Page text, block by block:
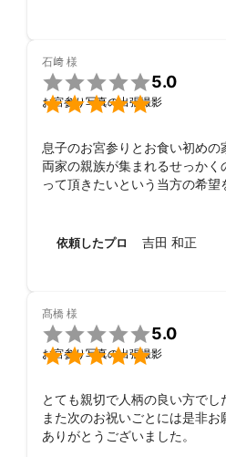
出来にはとても満足していま
石﨑 様


5.0
お宮参り写真の出張撮影
息子のお宮参りとお食い初めの
両家の親族が集まれるせっか
って頂きたいという当方の希
前のやり取りや撮影後のデー
機会がありましたら是非また
依頼したプロ 吉田 和正
髙橋 様


5.0
お宮参り写真の出張撮影
とても親切で人柄の良い方でし
また次のお祝いごとには是非お
ありがとうございました。